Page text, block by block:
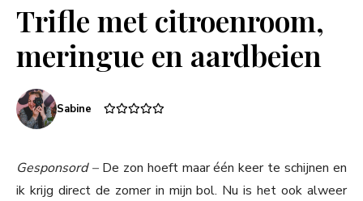
Trifle met citroenroom,
meringue en aardbeien
Sabine
Gesponsord – De zon hoeft maar één keer te schijnen en
ik krijg direct de zomer in mijn bol. Nu is het ook alweer